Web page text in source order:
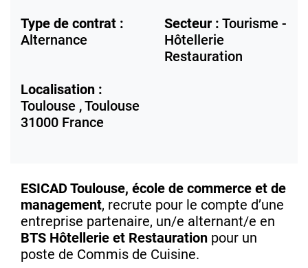
Type de contrat :
Alternance
Secteur : Tourisme -
Hôtellerie
Restauration
Localisation :
Toulouse ,Toulouse
31000 France
ESICAD Toulouse, école de commerce et de
management, recrute pour le compte d’une
entreprise partenaire, un/e alternant/e en
BTS Hôtellerie et Restauration pour un
poste de Commis de Cuisine.